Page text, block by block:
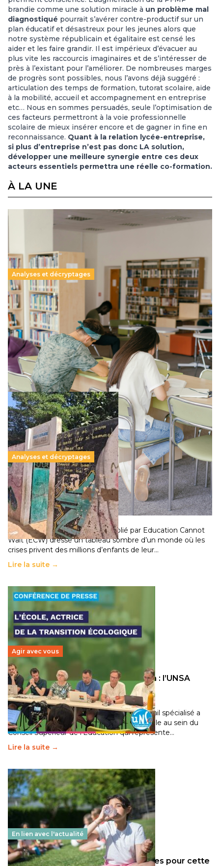
brandie comme une solution miracle à un problème mal
diagnostiqué pourrait s’avérer contre-productif sur un
plan éducatif et désastreux pour les jeunes alors que
notre système républicain et égalitaire est censé les
aider et les faire grandir. Il est impérieux d’évacuer au
plus vite les raccourcis imaginaires et de s’intéresser de
près à l’existant pour l’améliorer. De nombreuses marges
de progrès sont possibles, nous l’avons déjà suggéré :
articulation des temps de formation, tutorat scolaire, aide
à la mobilité, accueil et accompagnement en entreprise
etc… Nous en sommes persuadés, seule l’optimisation de
ces facteurs permettront à la voie professionnelle
scolaire de mieux insérer encore et de gagner in fine en
reconnaissance. Quant à la relation lycée-entreprise,
si plus d’entreprise n’est pas donc LA solution,
développer une meilleure synergie entre ces deux
acteurs essentiels permettra une réelle co-formation.
À LA UNE
Analyses et décryptages
Supérieur privé : une dérive qui met à mal la
promesse républicaine
11 juillet 2026-
Le projet de loi sur la régulation de l’enseignement
supérieur privé met en lumière l’amplification d’un système
qui relègue l’acte pédagogique au superfétatoire, voire à…
Lire la suite →
Analyses et décryptages
258 millions d’enfants victimes de la guerre, des
chocs climatiques et des déplacements de
population
11 juillet 2026-National
Un nouveau rapport mondial publié par Education Cannot
Wait (ECW) dresse un tableau sombre d’un monde où les
crises privent des millions d’enfants de leur…
Lire la suite →
Agir avec vous
Transition écologique de l’éducation : l’UNSA
Éducation fait bouger les lignes
30 juin 2026-National
Pendant plusieurs mois, un groupe de travail spécialisé a
travaillé sur la transition écologique de l’Ecole au sein du
Conseil Supérieur de l’Éducation qui représente…
Lire la suite →
En lien avec l'actualité
Les décisions ministérielles attendues pour cette